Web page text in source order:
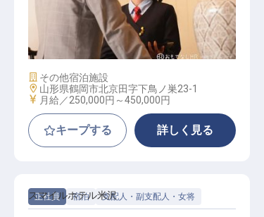
レセプションスタッフ
施設業態
その他宿泊施設
勤務地
山形県鶴岡市北京田字下鳥ノ巣23-1
給与
月給／250,000円～450,000円
キープする 詳しく見る
正社員 宿泊 支配人・副支配人・女将
スマイルホテル米沢